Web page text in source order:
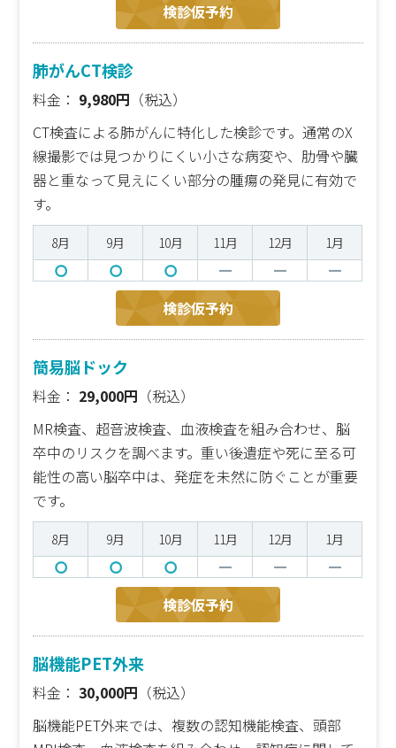
検診仮予約
肺がんCT検診
料金： 9,980円 （税込）
CT検査による肺がんに特化した検診です。通常のX
線撮影では見つかりにくい小さな病変や、肋骨や臓
器と重なって見えにくい部分の腫瘍の発見に有効で
す。
8月 9月 10月 11月 12月 1月
検診仮予約
簡易脳ドック
料金： 29,000円 （税込）
MR検査、超音波検査、血液検査を組み合わせ、脳
卒中のリスクを調べます。重い後遺症や死に至る可
能性の高い脳卒中は、発症を未然に防ぐことが重要
です。
8月 9月 10月 11月 12月 1月
検診仮予約
脳機能PET外来
料金：30,000円 （税込）
脳機能PET外来では、複数の認知機能検査、頭部